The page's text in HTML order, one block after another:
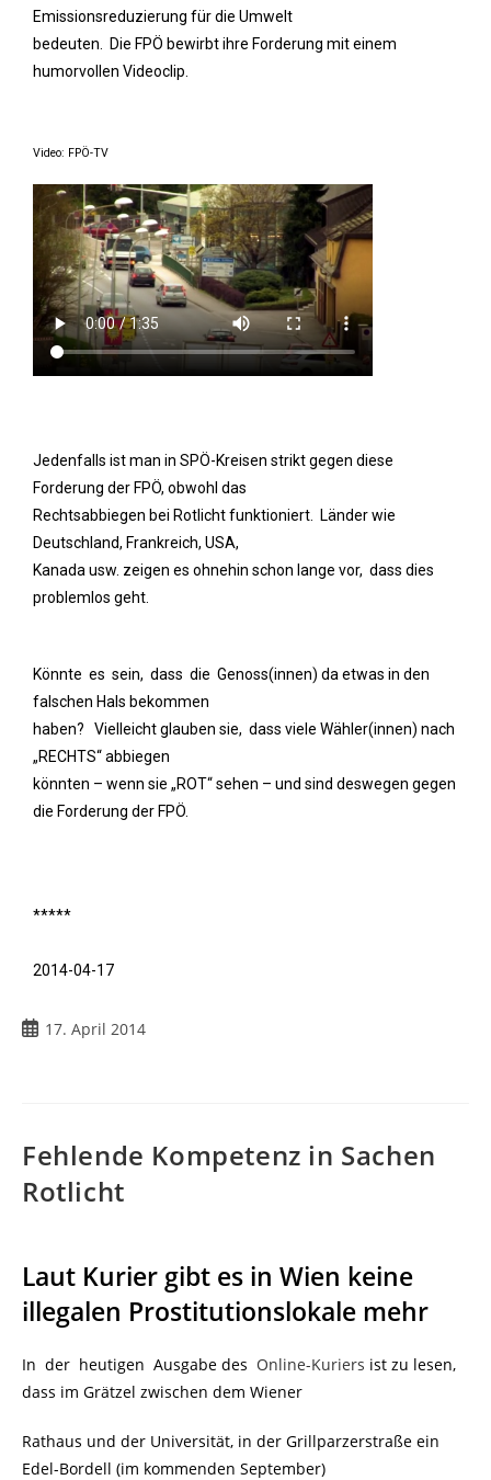
Emissionsreduzierung für die Umwelt
bedeuten. Die FPÖ bewirbt ihre Forderung mit einem
humorvollen Videoclip.
Video: FPÖ-TV
Jedenfalls ist man in SPÖ-Kreisen strikt gegen diese
Forderung der FPÖ, obwohl das
Rechtsabbiegen bei Rotlicht funktioniert. Länder wie
Deutschland, Frankreich, USA,
Kanada usw. zeigen es ohnehin schon lange vor, dass dies
problemlos geht.
Könnte es sein, dass die Genoss(innen) da etwas in den
falschen Hals bekommen
haben? Vielleicht glauben sie, dass viele Wähler(innen) nach
„RECHTS“ abbiegen
könnten – wenn sie „ROT“ sehen – und sind deswegen gegen
die Forderung der FPÖ.
*****
2014-04-17
17. April 2014
Fehlende Kompetenz in Sachen
Rotlicht
Laut Kurier gibt es in Wien keine
illegalen Prostitutionslokale mehr
In der heutigen Ausgabe des Online-Kuriers ist zu lesen,
dass im Grätzel zwischen dem Wiener
Rathaus und der Universität, in der Grillparzerstraße ein
Edel-Bordell (im kommenden September)